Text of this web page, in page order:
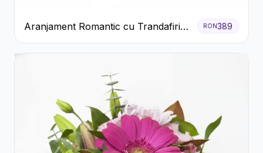
Aranjament Romantic cu Trandafiri
Roșii și Șampanie rose
RON389